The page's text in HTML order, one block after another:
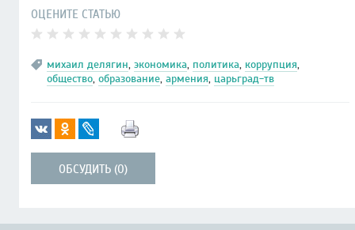
ОЦЕНИТЕ СТАТЬЮ
михаил делягин, экономика, политика, коррупция,
общество, образование, армения, царьград-тв
ОБСУДИТЬ (0)